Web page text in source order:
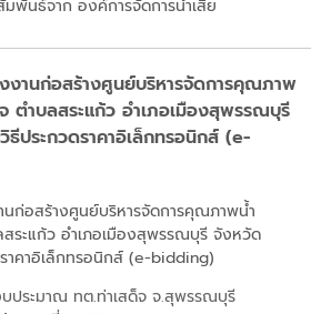
มพันธ์จาก องค์การจัดการน้ำเสีย
งงานก่อสร้างศูนย์บริหารจัดการคุณภาพ
ตำบลสระแก้ว อำเภอเมืองสุพรรณบุรี
ประกวดราคาอิเล็กทรอนิกส์ (e-
นก่อสร้างศูนย์บริหารจัดการคุณภาพน้ำ
สระแก้ว อำเภอเมืองสุพรรณบุรี จังหวัด
คาอิเล็กทรอนิกส์ (e-bidding)
ประมาณ ทต.ท่าเสด็จ จ.สุพรรณบุรี